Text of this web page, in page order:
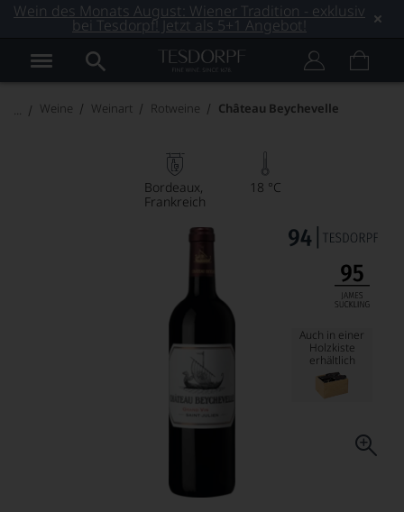
Wein des Monats August: Wiener Tradition - exklusiv
bei Tesdorpf! Jetzt als 5+1 Angebot!
Weine Weinart Rotweine Château Beychevelle
Bordeaux
Frankreich
18 °C
Auch in einer
Holzkiste
erhältlich